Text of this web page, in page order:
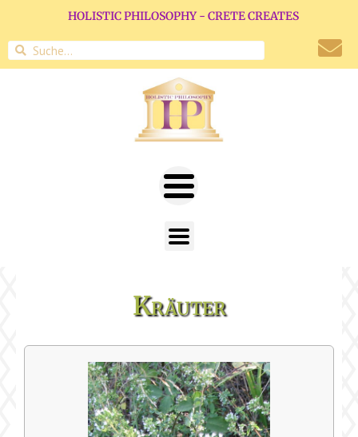
HOLISTIC PHILOSOPHY - CRETE CREATES
Kräuter